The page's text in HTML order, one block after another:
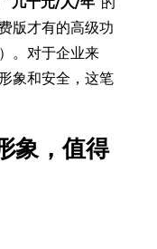
版才有的高级功
。对于企业来
象和安全，这笔
象，值得